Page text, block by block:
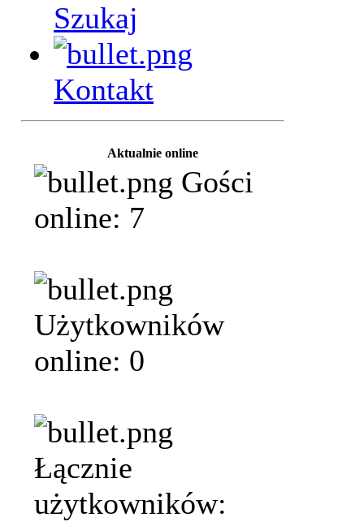
Szukaj
Kontakt
Aktualnie online
Gości
online: 7
Użytkowników
online: 0
Łącznie
użytkowników: